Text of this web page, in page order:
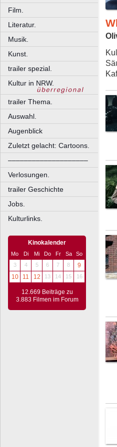
Film.
Literatur.
Musik.
Kunst.
trailer spezial.
Kultur in NRW.
trailer Thema.
Auswahl.
Augenblick
Zuletzt gelacht: Cartoons.
––––––––––––––––––––
Verlosungen.
trailer Geschichte
Jobs.
Kulturlinks.
Kinokalender
Mo Di Mi Do Fr Sa
So
3
4 5 6 7 8
9
10
11 12 13 14 15 16
12.669 Beiträge zu
3.883 Filmen im Forum